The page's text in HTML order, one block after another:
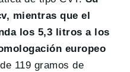
mientras que el
los 5,3 litros a los
europeo
119 gramos de